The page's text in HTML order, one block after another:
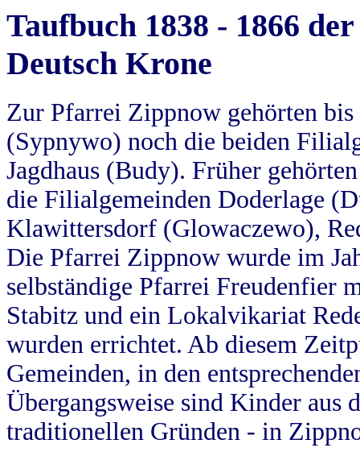
Taufbuch 1838 - 1866
Deutsch Krone
Zur Pfarrei Zippnow gehörten
(Sypnywo) noch die beiden
Jagdhaus (Budy). Früher
die Filialgemeinden Doderlage
Klawittersdorf (Glowaczewo),
Die Pfarrei Zippnow wurde im
selbständige Pfarrei Freudenfier
Stabitz und ein Lokalvikariat
wurden errichtet. Ab diesem
Gemeinden, in den
Übergangsweise sind Kinder aus
traditionellen Gründen - in